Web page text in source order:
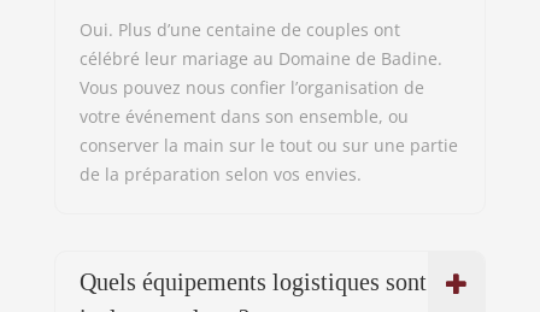
Proposez-vous un réseau de
prestataires habitués aux lieux ?
Une coordination est-elle assurée le
Oui. Un membre de l’équipe peut être présent
pour s’assurer du bon déroulement de la